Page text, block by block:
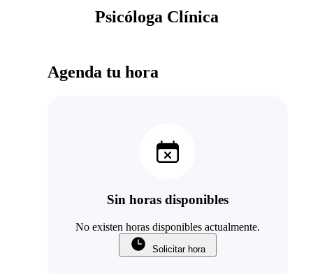
Psicóloga Clínica
Agenda tu hora
Sin horas disponibles
No existen horas disponibles actualmente.
Solicitar hora